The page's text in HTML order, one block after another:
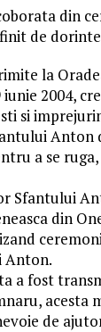
din
de
la
2004,
si
Anton
a se
Sfantului
din
Anton.
a fost
acesta
de